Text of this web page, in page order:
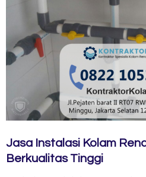
Jasa Instalasi Kolam
Berkualitas Tinggi